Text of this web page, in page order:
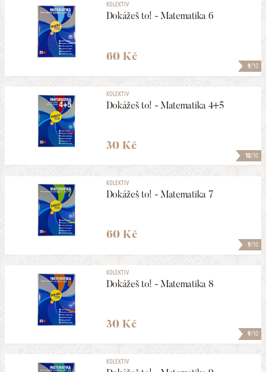
9/10
KOLEKTIV
Dokážeš to! - Matematika 6
60 Kč
10/10
KOLEKTIV
Dokážeš to! - Matematika 4+5
30 Kč
9/10
KOLEKTIV
Dokážeš to! - Matematika 7
60 Kč
9/10
KOLEKTIV
Dokážeš to! - Matematika 8
30 Kč
KOLEKTIV